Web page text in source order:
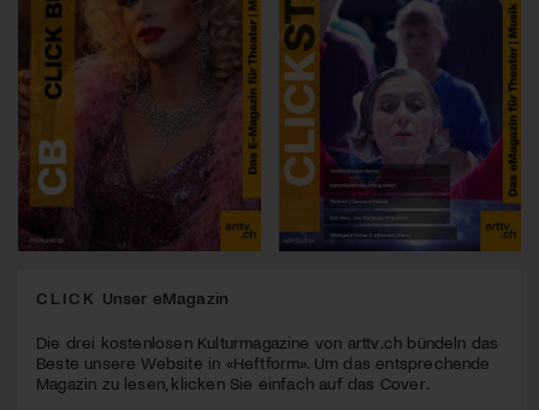
CLICK Unser eMagazin
Die drei kostenlosen Kulturmagazine von arttv.ch bündeln das
Beste unsere Website in «Heftform». Um das entsprechende
Magazin zu lesen, klicken Sie einfach auf das Cover.